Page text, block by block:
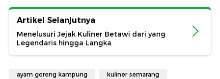
Artikel Selanjutnya
Menelusuri Jejak Kuliner Betawi dari yang
Legendaris hingga Langka
ayam goreng kampung kuliner semarang